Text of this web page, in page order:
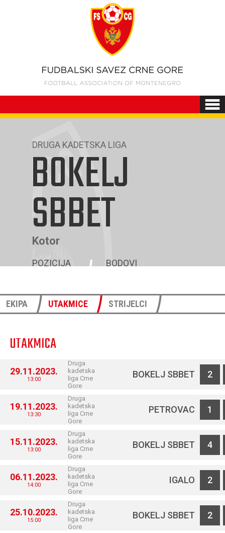
DRUGA KADETSKA LIGA
BOKELJ
SBBET
Kotor
POZICIJA BODOVI
EKIPA UTAKMICE STRIJELCI
UTAKMICA
29.11.2023.
13:00
Druga
kadetska
liga Crne
Gore
BOKELJ SBBET 2
19.11.2023.
13:30
Druga
kadetska
liga Crne
Gore
PETROVAC 1
15.11.2023.
13:00
Druga
kadetska
liga Crne
Gore
BOKELJ SBBET 4
06.11.2023.
14:00
Druga
kadetska
liga Crne
Gore
IGALO 2
25.10.2023.
15:00
Druga
kadetska
liga Crne
Gore
BOKELJ SBBET 2